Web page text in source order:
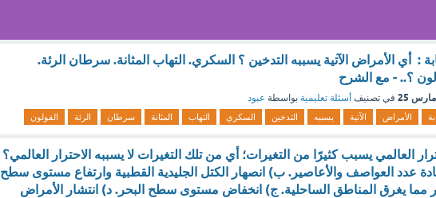
: أي الأمراض الآتية يسببه التدخين ؟ السكري. التهاب المثانة. سرطان الرئة.
؟.. - مع الشرح
مارس 25 في تصنيف أسئلة تعليمية بواسطة عبود
الأمراض الآتية يسببه التدخين السكري التهاب المثانة سرطان الرئة القولون
العالمي يسبب كثيرًا من التغيرات؛ أي من تلك التغيرات لا يسببه الاحترار العالمي؟
عدد العواصف والأعاصير. ب) انصهار الكتل الجليدية القطبية وارتفاع مستوى سطح
مما يغرق المناطق الساحلية. ج) انخفاض مستوى سطح البحر. د) انتشار الأمراض